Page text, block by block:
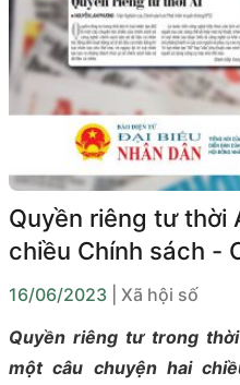
Quyền riêng tư thời
chiều Chính sách -
16/06/2023
| Xã hội số
Quyền riêng tư trong
một câu chuyện hai